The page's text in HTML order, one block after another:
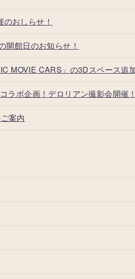
おしらせ！
館日のお知らせ！
MOVIE CARS」の3Dスペース追
ラボ企画！デロリアン撮影会開催
案内